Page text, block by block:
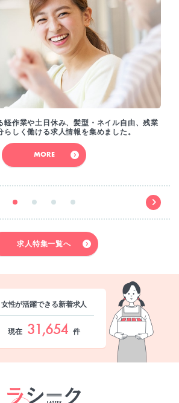
軽作業や土日休み、髪型・ネイル自由、残業
しく働ける求人情報を集めました。
MORE
求人特集一覧へ
女性が活躍できる新着求人
現在 31,654 件